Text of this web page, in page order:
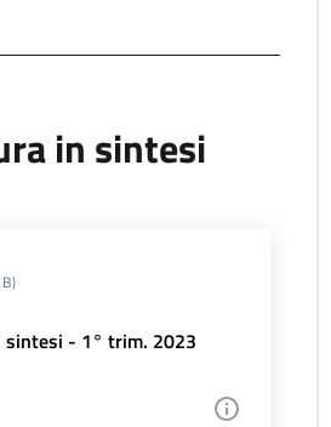
in sintesi
sintesi - 1° trim. 2023